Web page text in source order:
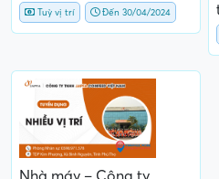
Tuỳ vị trí Đến 30/04/2024